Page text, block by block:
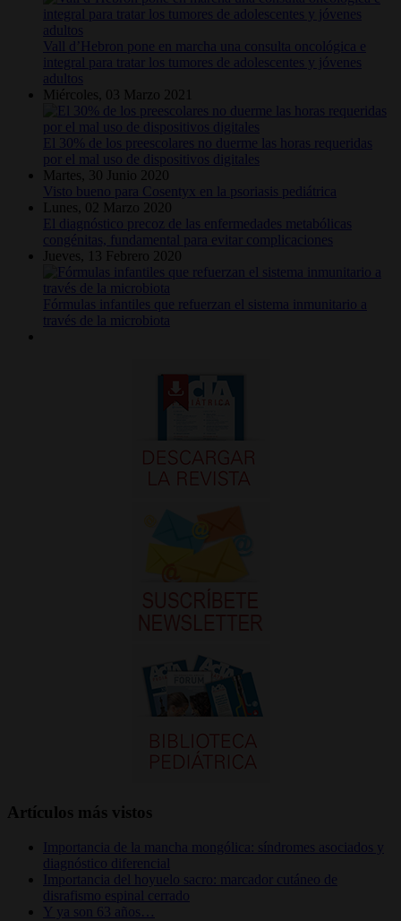
Vall d’Hebron pone en marcha una consulta oncológica e
integral para tratar los tumores de adolescentes y jóvenes
adultos
Miércoles, 03 Marzo 2021
El 30% de los preescolares no duerme las horas requeridas
por el mal uso de dispositivos digitales
Martes, 30 Junio 2020
Visto bueno para Cosentyx en la psoriasis pediátrica
Lunes, 02 Marzo 2020
El diagnóstico precoz de las enfermedades metabólicas
congénitas, fundamental para evitar complicaciones
Jueves, 13 Febrero 2020
Fórmulas infantiles que refuerzan el sistema inmunitario a
través de la microbiota
Artículos más vistos
Importancia de la mancha mongólica: síndromes asociados y
diagnóstico diferencial
Importancia del hoyuelo sacro: marcador cutáneo de
disrafismo espinal cerrado
Y ya son 63 años…